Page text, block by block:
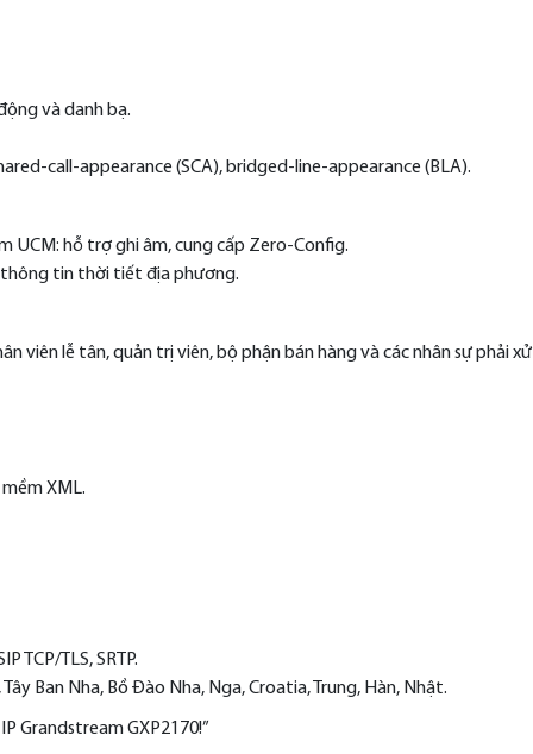
và danh bạ.
call-appearance (SCA), bridged-line-appearance (BLA).
UCM: hỗ trợ ghi âm, cung cấp Zero-Config.
tin thời tiết địa phương.
viên lễ tân, quản trị viên, bộ phận bán hàng và các nhân sự phải xử
XML.
TCP/TLS, SRTP.
Ban Nha, Bồ Đào Nha, Nga, Croatia, Trung, Hàn, Nhật.
Grandstream GXP2170!”